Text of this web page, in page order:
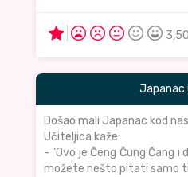
3,50
Japanac
Došao mali Japanac kod
Učiteljica kaže:
- "Ovo je Čeng Čung Čang i
možete nešto pitati samo